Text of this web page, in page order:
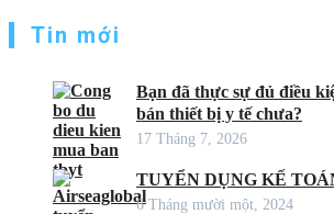
Tin mới
Bạn đã thực sự đủ điều
bán thiết bị y tế chưa?
17 Tháng 7, 2026
TUYỂN DỤNG KẾ
6 Tháng mười một, 2024